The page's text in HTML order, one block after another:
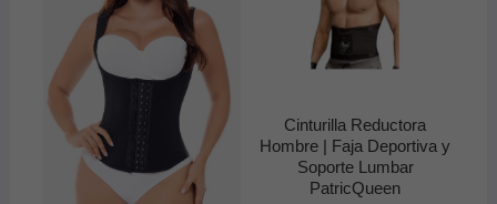
Cinturilla Reductora
Hombre | Faja Deportiva y
Soporte Lumbar
PatricQueen